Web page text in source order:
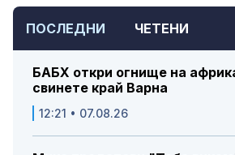
ПОСЛЕДНИ ЧЕТЕНИ
БАБХ откри огнище на
свинете край Варна
12:21 • 07.08.26